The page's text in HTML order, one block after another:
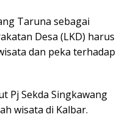
Taruna sebagai
Desa (LKD) harus
dan peka terhadap
Pj Sekda Singkawang
wisata di Kalbar.